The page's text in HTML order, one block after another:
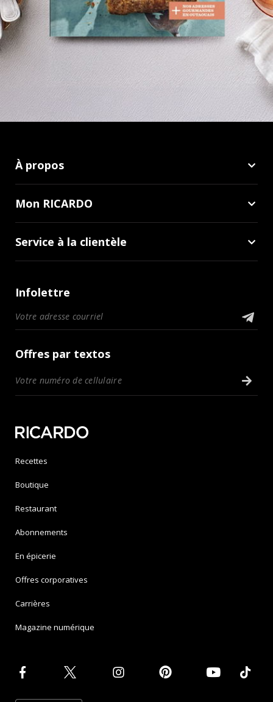
À propos
Mon RICARDO
Service à la clientèle
Infolettre
Offres par textos
Recettes
Boutique
Restaurant
Abonnements
En épicerie
Offres corporatives
Carrières
Magazine numérique